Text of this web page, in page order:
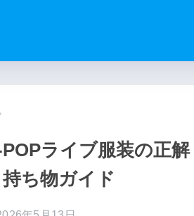
POPライブ服装の正
ち物ガイド